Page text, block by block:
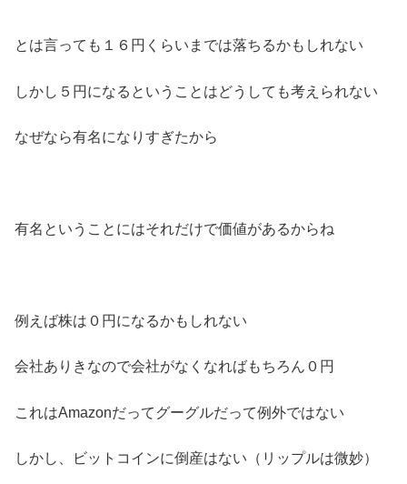
とは言っても１６円くらいまでは落ちるかもしれない
しかし５円になるということはどうしても考えられない
なぜなら有名になりすぎたから
有名ということにはそれだけで価値があるからね
例えば株は０円になるかもしれない
会社ありきなので会社がなくなればもちろん０円
これはAmazonだってグーグルだって例外ではない
しかし、ビットコインに倒産はない（リップルは微妙）